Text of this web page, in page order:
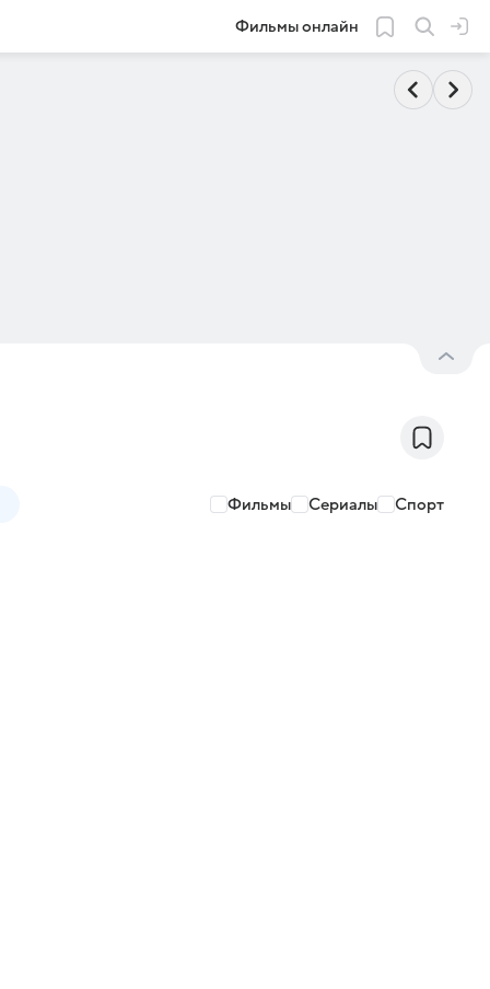
Фильмы онлайн
Фильмы Сериалы Спорт